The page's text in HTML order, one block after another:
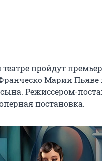
пройдут
Марии
Режиссером-
постановка.